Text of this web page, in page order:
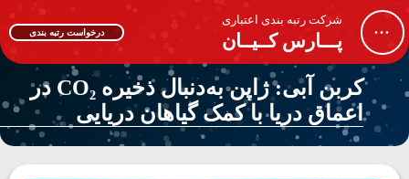
...
شرکت رتبه بندی اعتباری
پـــارس کــیــان درخواست رتبه بندی
کربن آبی: ژاپن به‌دنبال ذخیره CO₂ در
اعماق دریا با کمک گیاهان دریایی